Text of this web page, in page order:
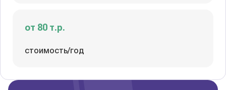
от 80 т.р.
стоимость/год